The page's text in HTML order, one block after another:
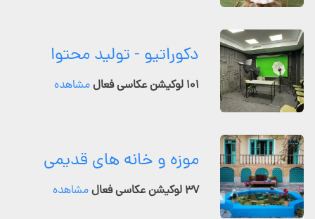
دکوراتیو - تولید محتوا
۱۰۱ لوکیشن عکاسی فعال مشاهده
موزه و خانه های قدیمی
۳۷ لوکیشن عکاسی فعال مشاهده